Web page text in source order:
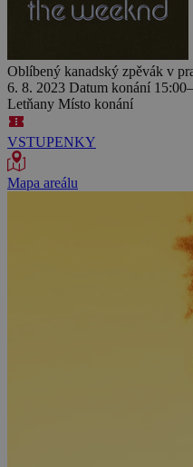
Oblíbený kanadský zpěvák v
6. 8. 2023 Datum konání
Letňany Místo konání
VSTUPENKY
Mapa areálu